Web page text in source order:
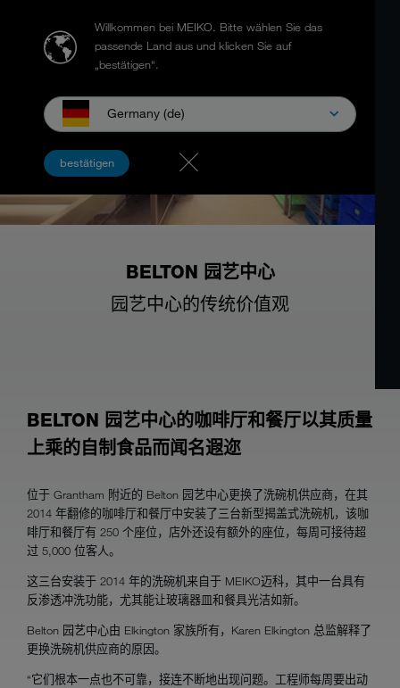
Willkommen bei MEIKO. Bitte wählen Sie das
passende Land aus und klicken Sie auf
„bestätigen“.
Germany (de)
bestätigen
BELTON 园艺中心
园艺中心的传统价值观
BELTON 园艺中心的咖啡厅和餐厅以其质量
上乘的自制食品而闻名遐迩
位于 Grantham 附近的 Belton 园艺中心更换了洗碗机供应商，在其
2014 年翻修的咖啡厅和餐厅中安装了三台新型揭盖式洗碗机，该咖
啡厅和餐厅有 250 个座位，店外还设有额外的座位，每周可接待超
过 5,000 位客人。
这三台安装于 2014 年的洗碗机来自于 MEIKO迈科，其中一台具有
反渗透冲洗功能，尤其能让玻璃器皿和餐具光洁如新。
Belton 园艺中心由 Elkington 家族所有，Karen Elkington 总监解释了
更换洗碗机供应商的原因。
“它们根本一点也不可靠，接连不断地出现问题。工程师每周要出动